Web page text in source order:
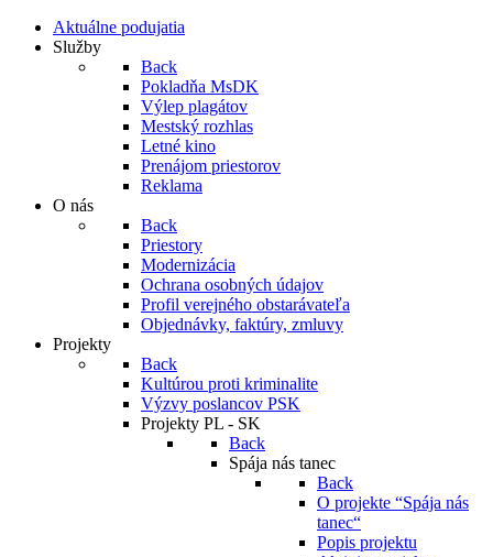
Aktuálne podujatia
Služby
Back
Pokladňa MsDK
Výlep plagátov
Mestský rozhlas
Letné kino
Prenájom priestorov
Reklama
O nás
Back
Priestory
Modernizácia
Ochrana osobných údajov
Profil verejného obstarávateľa
Objednávky, faktúry, zmluvy
Projekty
Back
Kultúrou proti kriminalite
Výzvy poslancov PSK
Projekty PL - SK
Back
Spája nás tanec
Back
O projekte “Spája nás
tanec“
Popis projektu